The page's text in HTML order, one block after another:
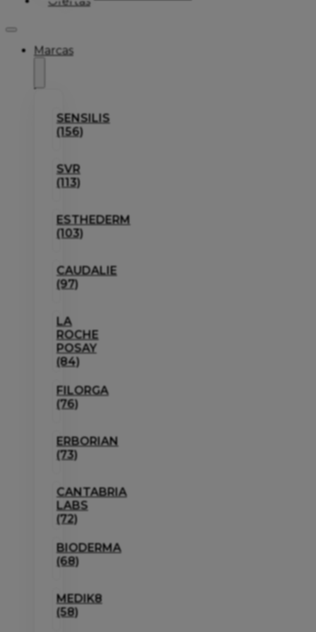
Marcas
SENSILIS
(156)
SVR
(113)
ESTHEDERM
(103)
CAUDALIE
(97)
LA
ROCHE
POSAY
(84)
FILORGA
(76)
ERBORIAN
(73)
CANTABRIA
LABS
(72)
BIODERMA
(68)
MEDIK8
(58)